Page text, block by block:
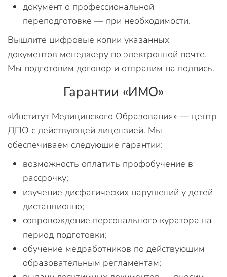
документ о профессиональной
переподготовке — при необходимости.
Вышлите цифровые копии указанных
документов менеджеру по электронной почте.
Мы подготовим договор и отправим на подпись.
Гарантии «ИМО»
«Институт Медицинского Образования» — центр
ДПО с действующей лицензией. Мы
обеспечиваем следующие гарантии:
возможность оплатить профобучение в
рассрочку;
изучение дисфагических нарушений у детей
дистанционно;
сопровождение персонального куратора на
период подготовки;
обучение медработников по действующим
образовательным регламентам;